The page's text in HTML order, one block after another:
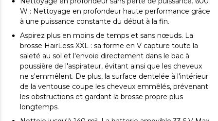
W : Nettoyage en profondeur haute performance grâce
à une puissance constante du début à la fin.
Aspirez plus en moins de temps et sans nœuds. La
brosse HairLess XXL : sa forme en V capture toute la
saleté au sol et l'envoie directement dans le bac à
poussière de l'aspirateur, évitant ainsi que les cheveux
ne s'emmêlent. De plus, la surface dentelée à l'intérieur
de la ventouse coupe les cheveux emmêlés, prévenant
les obstructions et gardant la brosse propre plus
longtemps.